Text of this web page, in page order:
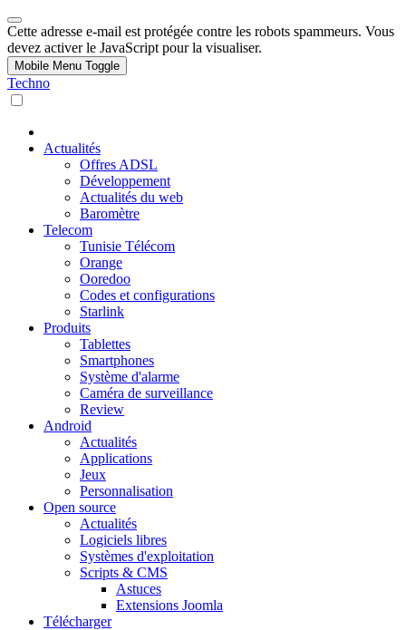
Cette adresse e-mail est protégée contre les robots spammeurs. Vous
devez activer le JavaScript pour la visualiser.
Mobile Menu Toggle
Techno
Actualités
Offres ADSL
Développement
Actualités du web
Baromètre
Telecom
Tunisie Télécom
Orange
Ooredoo
Codes et configurations
Starlink
Produits
Tablettes
Smartphones
Système d'alarme
Caméra de surveillance
Review
Android
Actualités
Applications
Jeux
Personnalisation
Open source
Actualités
Logiciels libres
Systèmes d'exploitation
Scripts & CMS
Astuces
Extensions Joomla
Télécharger